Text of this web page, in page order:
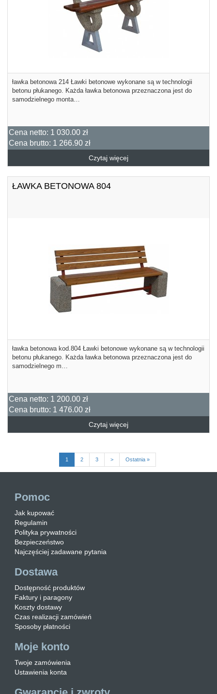
ławka betonowa 214 Ławki betonowe wykonane są w technologii
betonu płukanego. Każda ławka betonowa przeznaczona jest do
samodzielnego monta…
Cena netto: 1 030.00 zł
Cena brutto: 1 266.90 zł
Czytaj więcej
ŁAWKA BETONOWA 804
ławka betonowa kod.804 Ławki betonowe wykonane są w technologii
betonu płukanego. Każda ławka betonowa przeznaczona jest do
samodzielnego m…
Cena netto: 1 200.00 zł
Cena brutto: 1 476.00 zł
Czytaj więcej
1 2 3 > Ostatnia »
Pomoc
Jak kupować
Regulamin
Polityka prywatności
Bezpieczeństwo
Najczęściej zadawane pytania
Dostawa
Dostępność produktów
Faktury i paragony
Koszty dostawy
Czas realizacji zamówień
Sposoby płatności
Moje konto
Twoje zamówienia
Ustawienia konta